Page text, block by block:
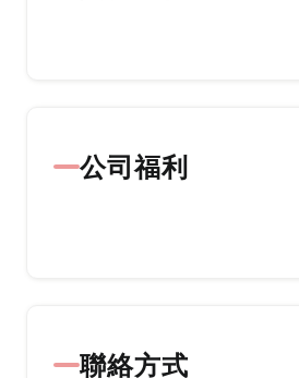
公司福利
聯絡方式